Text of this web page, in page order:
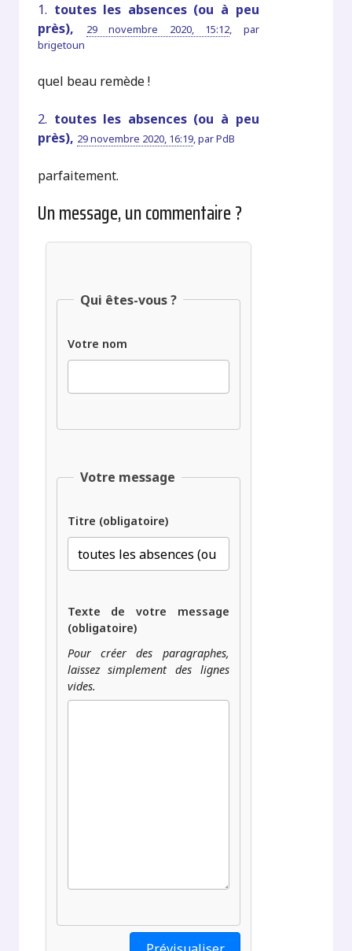
1. toutes les absences (ou à peu
près),
29 novembre 2020, 15:12, par
brigetoun
quel beau remède !
2. toutes les absences (ou à peu
près), 29 novembre 2020, 16:19,parPdB
parfaitement.
Un message, un commentaire ?
Qui êtes-vous ?
Votre nom
Votre message
Titre (obligatoire)
Texte de votre message
(obligatoire)
Pour créer des paragraphes,
laissez simplement des lignes
vides.